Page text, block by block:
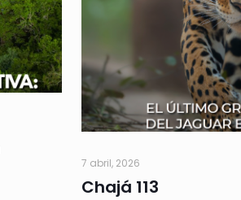
7 abril, 2026
Chajá 113